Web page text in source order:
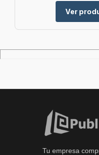
Ver
Tu empresa